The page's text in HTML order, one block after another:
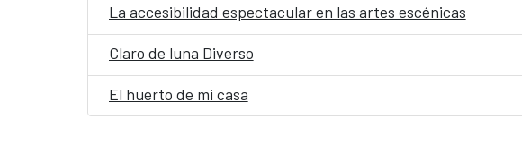
La accesibilidad espectacular en las artes escénicas
Claro de luna Diverso
El huerto de mi casa